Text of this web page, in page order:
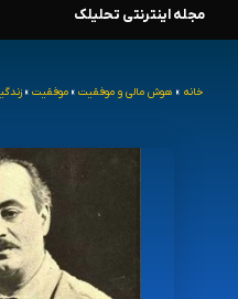
محتوا
مجله اینترنتی تحلیلک
خانه » هوش مالی و موفقیت » موفقیت »